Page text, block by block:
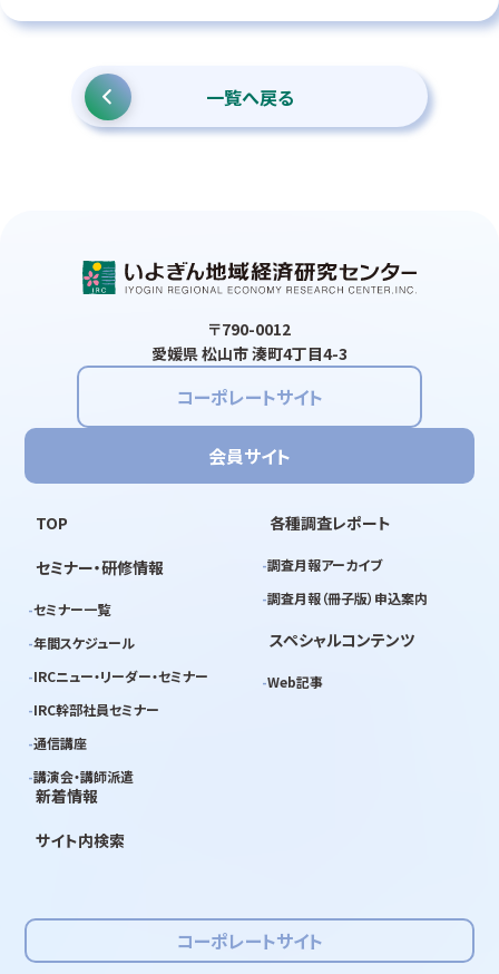
一覧へ戻る
〒790-0012
愛媛県 松山市 湊町4丁目4-3
コーポレートサイト
会員サイト
TOP
セミナー・研修情報
セミナー一覧
年間スケジュール
IRCニュー・リーダー・セミナー
IRC幹部社員セミナー
通信講座
講演会・講師派遣
各種調査レポート
調査月報アーカイブ
調査月報（冊子版）申込案内
スペシャルコンテンツ
Web記事
新着情報
サイト内検索
コーポレートサイト